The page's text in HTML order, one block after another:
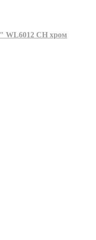
WL6012 CH хром